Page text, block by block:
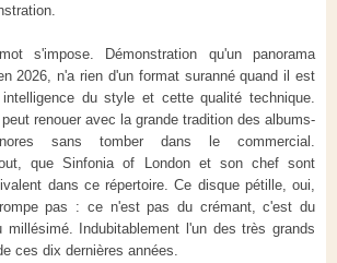
s'impose. Démonstration qu'un panorama
2026, n'a rien d'un format suranné quand il est
du style et cette qualité technique.
renouer avec la grande tradition des albums-
sans tomber dans le commercial.
que Sinfonia of London et son chef sont
dans ce répertoire. Ce disque pétille, oui,
pas : ce n'est pas du crémant, c'est du
Indubitablement l'un des très grands
ces dix dernières années.